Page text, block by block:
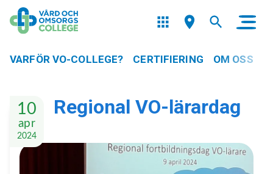
VARFÖR VO-COLLEGE? CERTIFIERING OM OSS
10
apr
2024
Regional VO-lärardag